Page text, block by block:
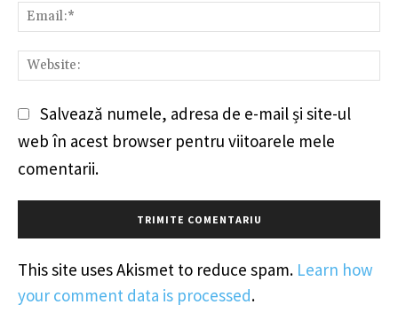
Salvează numele, adresa de e-mail și site-ul
web în acest browser pentru viitoarele mele
comentarii.
This site uses Akismet to reduce spam. Learn how
your comment data is processed.